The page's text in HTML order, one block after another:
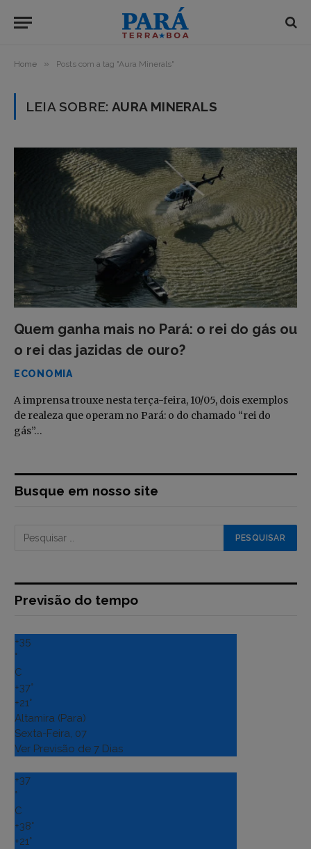
Home » Posts com a tag "Aura Minerals"
LEIA SOBRE:AURA MINERALS
Quem ganha mais no Pará: o rei do gás ou
o rei das jazidas de ouro?
ECONOMIA
A imprensa trouxe nesta terça-feira, 10/05, dois exemplos
de realeza que operam no Pará: o do chamado “rei do
gás”…
Busque em nosso site
Previsão do tempo
+35
°
C
+37°
+21°
Altamira (Para)
Sexta-Feira, 07
Ver Previsão de 7 Dias
+37
°
C
+38°
+21°